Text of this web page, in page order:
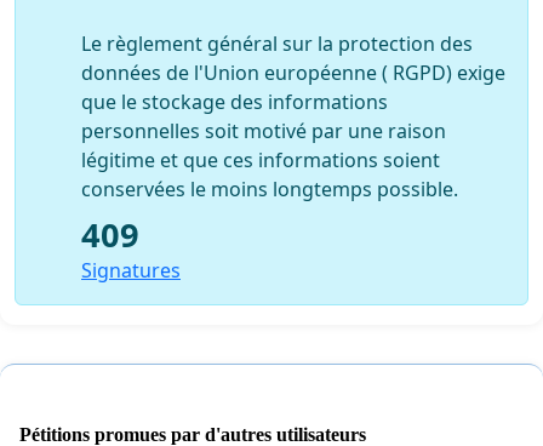
Le règlement général sur la protection des
données de l'Union européenne ( RGPD) exige
que le stockage des informations
personnelles soit motivé par une raison
légitime et que ces informations soient
conservées le moins longtemps possible.
409
Signatures
Pétitions promues par d'autres utilisateurs